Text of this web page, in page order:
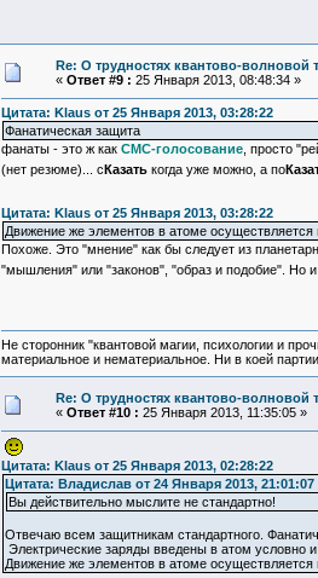
Re: О трудностях квантово-волновой
« Ответ #9 : 25 Января 2013, 08:48:34 »
Цитата: Klaus от 25 Января 2013, 03:28:22
Фанатическая защита
фанаты - это ж как СМС-голосование, просто
(нет резюме)... с Казатькогда уже можно, а по
Цитата: Klaus от 25 Января 2013, 03:28:22
Движение же элементов в атоме
Похоже. Это "мнение" как бы следует из
"мышления" или "законов", "образ и подобие". Но
Не сторонник "квантовой магии, психологии и
материальное и нематериальное. Ни в коей
Re: О трудностях квантово-волновой
« Ответ #10 : 25 Января 2013, 11:35:05 »
Цитата: Klaus от 25 Января 2013, 02:28:22
Цитата: Владислав от 24 Января 2013, 21:01:07
Вы действительно мыслите не стандартно!
Отвечаю всем защитникам стандартного.
Электрические заряды введены в атом условно
Движение же элементов в атоме